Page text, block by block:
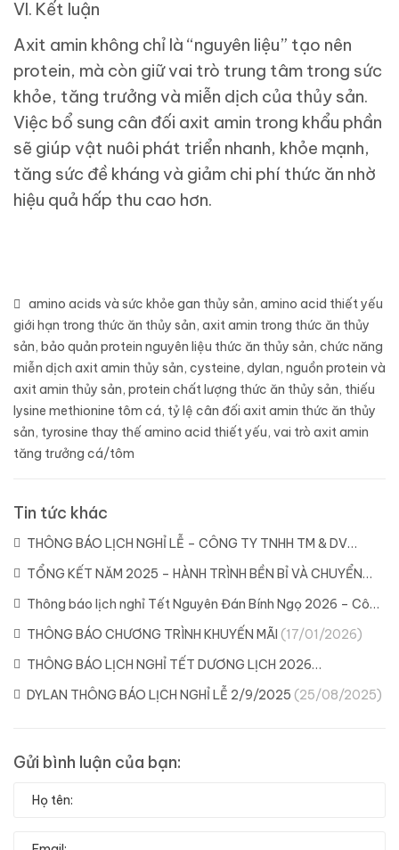
VI. Kết luận
Axit amin không chỉ là “nguyên liệu” tạo nên
protein, mà còn giữ vai trò trung tâm trong sức
khỏe, tăng trưởng và miễn dịch của thủy sản.
Việc bổ sung cân đối axit amin trong khẩu phần
sẽ giúp vật nuôi phát triển nhanh, khỏe mạnh,
tăng sức đề kháng và giảm chi phí thức ăn nhờ
hiệu quả hấp thu cao hơn.
amino acids và sức khỏe gan thủy sản, amino acid thiết yếu
giới hạn trong thức ăn thủy sản, axit amin trong thức ăn thủy
sản, bảo quản protein nguyên liệu thức ăn thủy sản, chức năng
miễn dịch axit amin thủy sản, cysteine, dylan, nguồn protein và
axit amin thủy sản, protein chất lượng thức ăn thủy sản, thiếu
lysine methionine tôm cá, tỷ lệ cân đối axit amin thức ăn thủy
sản, tyrosine thay thế amino acid thiết yếu, vai trò axit amin
tăng trưởng cá/tôm
Tin tức khác
THÔNG BÁO LỊCH NGHỈ LỄ – CÔNG TY TNHH TM & DV
DYLAN (21/04/2026)
TỔNG KẾT NĂM 2025 – HÀNH TRÌNH BỀN BỈ VÀ CHUYỂN
MÌNH CÙNG DYLAN(11/02/2026)
Thông báo lịch nghỉ Tết Nguyên Đán Bính Ngọ 2026 – Công
ty Dylan(04/02/2026)
THÔNG BÁO CHƯƠNG TRÌNH KHUYẾN MÃI (17/01/2026)
THÔNG BÁO LỊCH NGHỈ TẾT DƯƠNG LỊCH 2026
(29/12/2025)
DYLAN THÔNG BÁO LỊCH NGHỈ LỄ 2/9/2025 (25/08/2025)
Gửi bình luận của bạn: